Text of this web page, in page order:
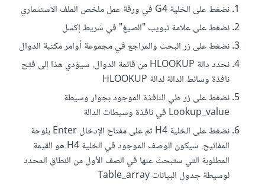
نضغط على الخلية G4 في ورقة عمل ملخص الملف الاستثماري
نضغط على علامة تبويب "الصيغ" في شريط إكسل
نضغط على زر البحث والمراجع في مجموعة أوامر مكتبة الدوال
نحدد دالة HLOOKUP من قائمة الدوال. سيؤدي هذا إلى فتح
نافذة وسائط الدالة لدالة HLOOKUP
نضغط على زر طي النافذة الموجود بجوار وسيطة
Lookup_value في نافذة وسيطات الدالة
نضغط على الخلية H4 ثم على مفتاح الإدخال Enter بلوحة
المفاتيح. سيكون الوصف الموجود في الخلية H4 هو القيمة
المطلوبة التي ستبحث عنها في الصف الأول من النطاق المحدد
لوسيطة جدول البيانات Table_array